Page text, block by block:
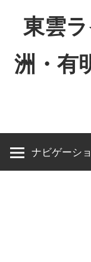
東雲
洲・有
ラ
ナビゲーシ